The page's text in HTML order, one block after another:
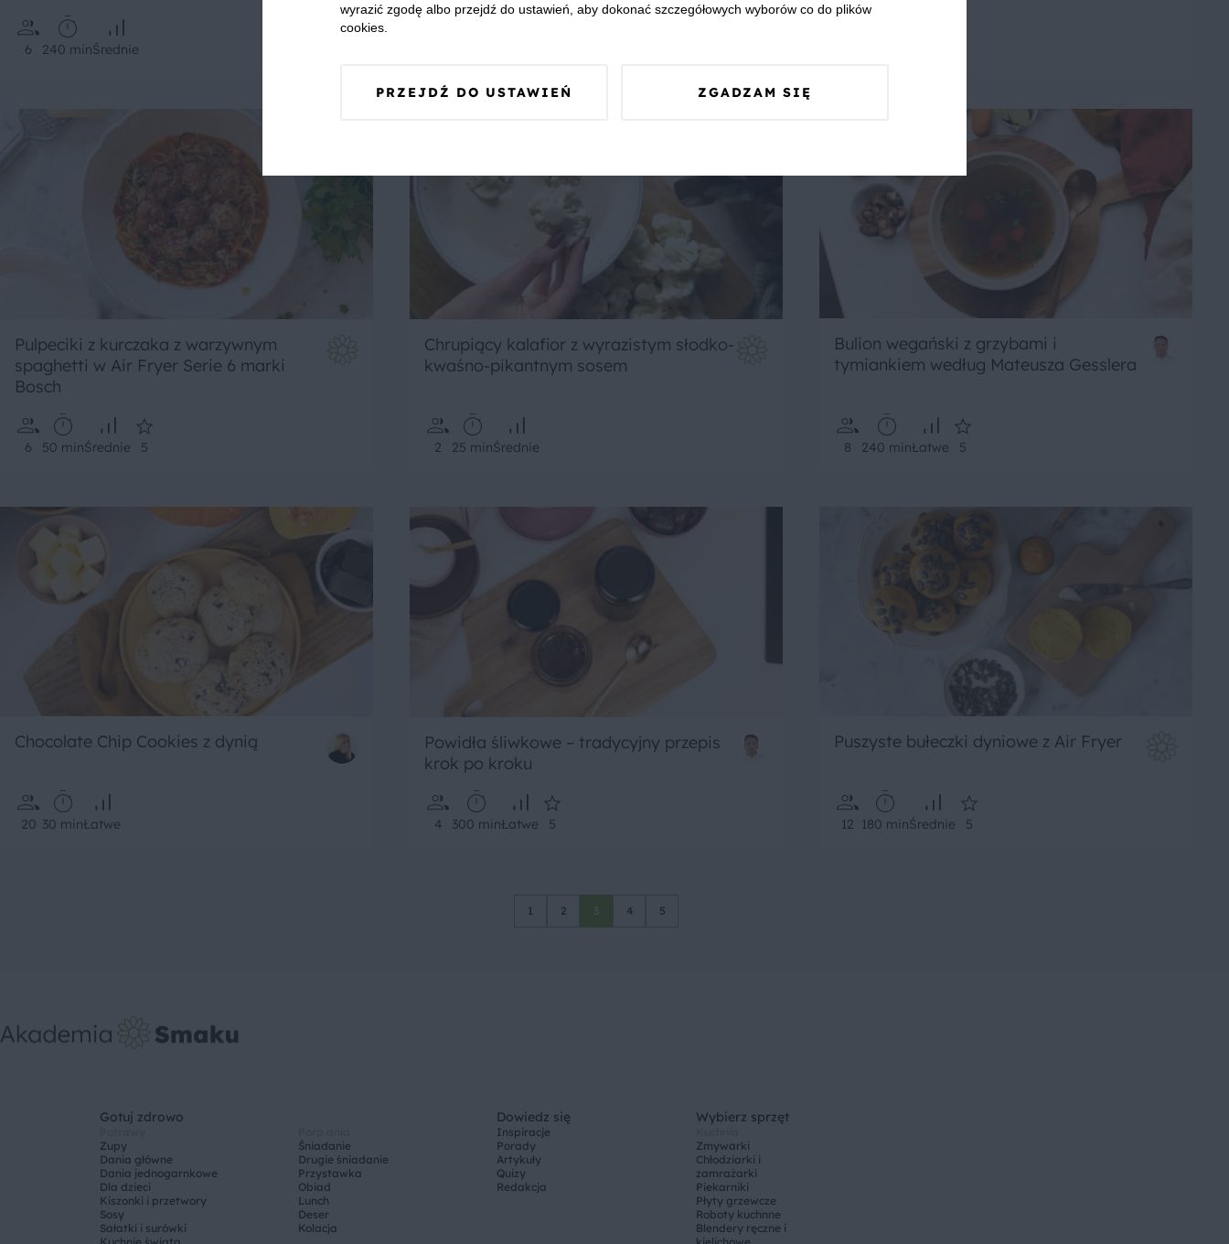
6 240 minŚrednie
Pulpeciki z kurczaka z warzywnym
spaghetti w Air Fryer Serie 6 marki
Bosch
6 50 minŚrednie 5
Chrupiący kalafior z wyrazistym słodko-
kwaśno-pikantnym sosem
2 25 minŚrednie
Bulion wegański z grzybami i
tymiankiem według Mateusza Gesslera
8 240 minŁatwe 5
Chocolate Chip Cookies z dynią
20 30 minŁatwe
Powidła śliwkowe – tradycyjny przepis
krok po kroku
4 300 minŁatwe 5
Puszyste bułeczki dyniowe z Air Fryer
12 180 minŚrednie 5
1 2 3 4 5
Gotuj zdrowo
Zupy
Dania główne
Dania jednogarnkowe
Dla dzieci
Kiszonki i przetwory
Sosy
Sałatki i surówki
Śniadanie
Drugie śniadanie
Przystawka
Obiad
Lunch
Deser
Kolacja
Dowiedz się
Inspiracje
Porady
Artykuły
Quizy
Redakcja
Wybierz sprzęt
Zmywarki
Chłodziarki i
zamrażarki
Piekarniki
Płyty grzewcze
Roboty kuchnne
Blendery ręczne i
wyrazić zgodę albo przejdź do ustawień, aby dokonać szczegółowych wyborów co do plików
cookies.
PRZEJDŹ DO USTAWIEŃ ZGADZAM SIĘ